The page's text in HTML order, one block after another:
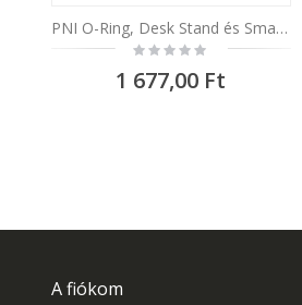
PNI O-Ring, Desk Stand és Smart Grip univerzális tartó, Black, autótartó mellékelve
Rating:
0%
1 677,00 Ft
A fiókom